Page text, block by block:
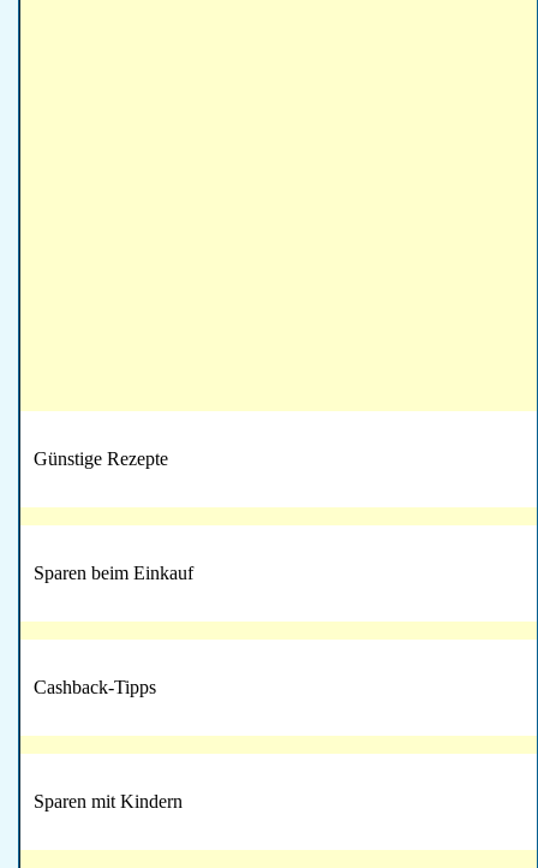
Günstige Rezepte
Sparen beim Einkauf
Cashback-Tipps
Sparen mit Kindern